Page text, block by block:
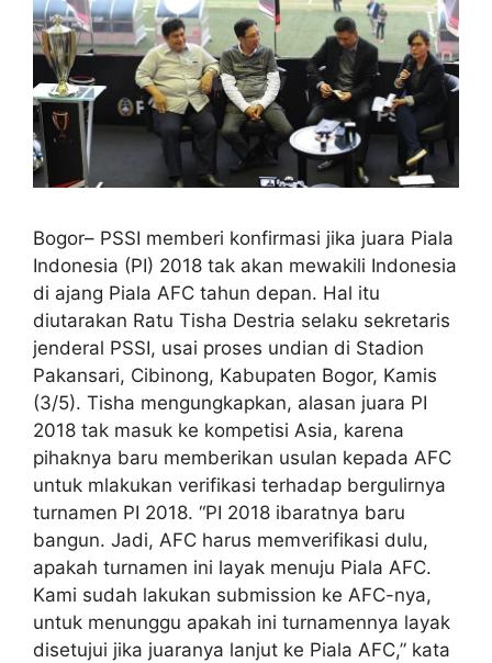
Bogor– PSSI memberi konfirmasi jika juara Piala
Indonesia (PI) 2018 tak akan mewakili Indonesia
di ajang Piala AFC tahun depan. Hal itu
diutarakan Ratu Tisha Destria selaku sekretaris
jenderal PSSI, usai proses undian di Stadion
Pakansari, Cibinong, Kabupaten Bogor, Kamis
(3/5). Tisha mengungkapkan, alasan juara PI
2018 tak masuk ke kompetisi Asia, karena
pihaknya baru memberikan usulan kepada AFC
untuk mlakukan verifikasi terhadap bergulirnya
turnamen PI 2018. “PI 2018 ibaratnya baru
bangun. Jadi, AFC harus memverifikasi dulu,
apakah turnamen ini layak menuju Piala AFC.
Kami sudah lakukan submission ke AFC-nya,
untuk menunggu apakah ini turnamennya layak
disetujui jika juaranya lanjut ke Piala AFC,” kata